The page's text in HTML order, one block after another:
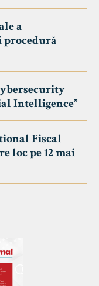
a
Intelligence”
Fiscal
loc pe 12 mai